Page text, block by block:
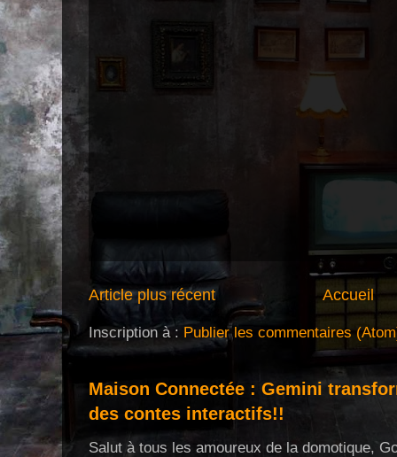
Article plus récent Accueil
Inscription à : Publier les commentaires
Maison Connectée : Gemini
des contes interactifs!!
Salut à tous les amoureux de la domotique,